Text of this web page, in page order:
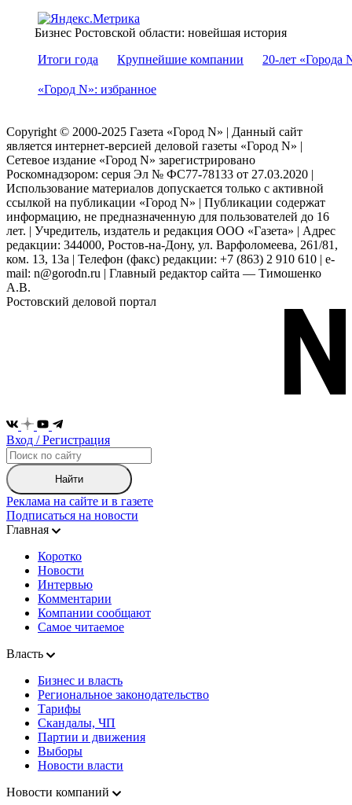
Бизнес Ростовской области: новейшая история
Итоги года
Крупнейшие компании 20-лет «Города
«Город N»: избранное
Copyright © 2000-2025 Газета «Город N» | Данный сайт
является интернет-версией деловой газеты «Город N» |
Сетевое издание «Город N» зарегистрировано
Роскомнадзором: серuя Эл № ФС77-78133 от 27.03.2020 |
Использование материалов допускается только с активной
ссылкой на публикации «Город N» | Публикации содержат
информацию, не предназначенную для пользователей до 16
лет. | Учредитель, издатель и редакция ООО «Газета» | Адрес
редакции: 344000, Ростов-на-Дону, ул. Варфоломеева, 261/81,
ком. 13, 13а | Телефон (факс) редакции: +7 (863) 2 910 610 | e-
mail: n@gorodn.ru | Главный редактор сайта — Тимошенко
А.В.
Ростовский деловой портал
Вход / Регистрация
Найти
Реклама на сайте и в газете
Подписаться на новости
Главная
Коротко
Новости
Интервью
Комментарии
Компании сообщают
Самое читаемое
Власть
Бизнес и власть
Региональное законодательство
Тарифы
Скандалы, ЧП
Партии и движения
Выборы
Новости власти
Новости компаний